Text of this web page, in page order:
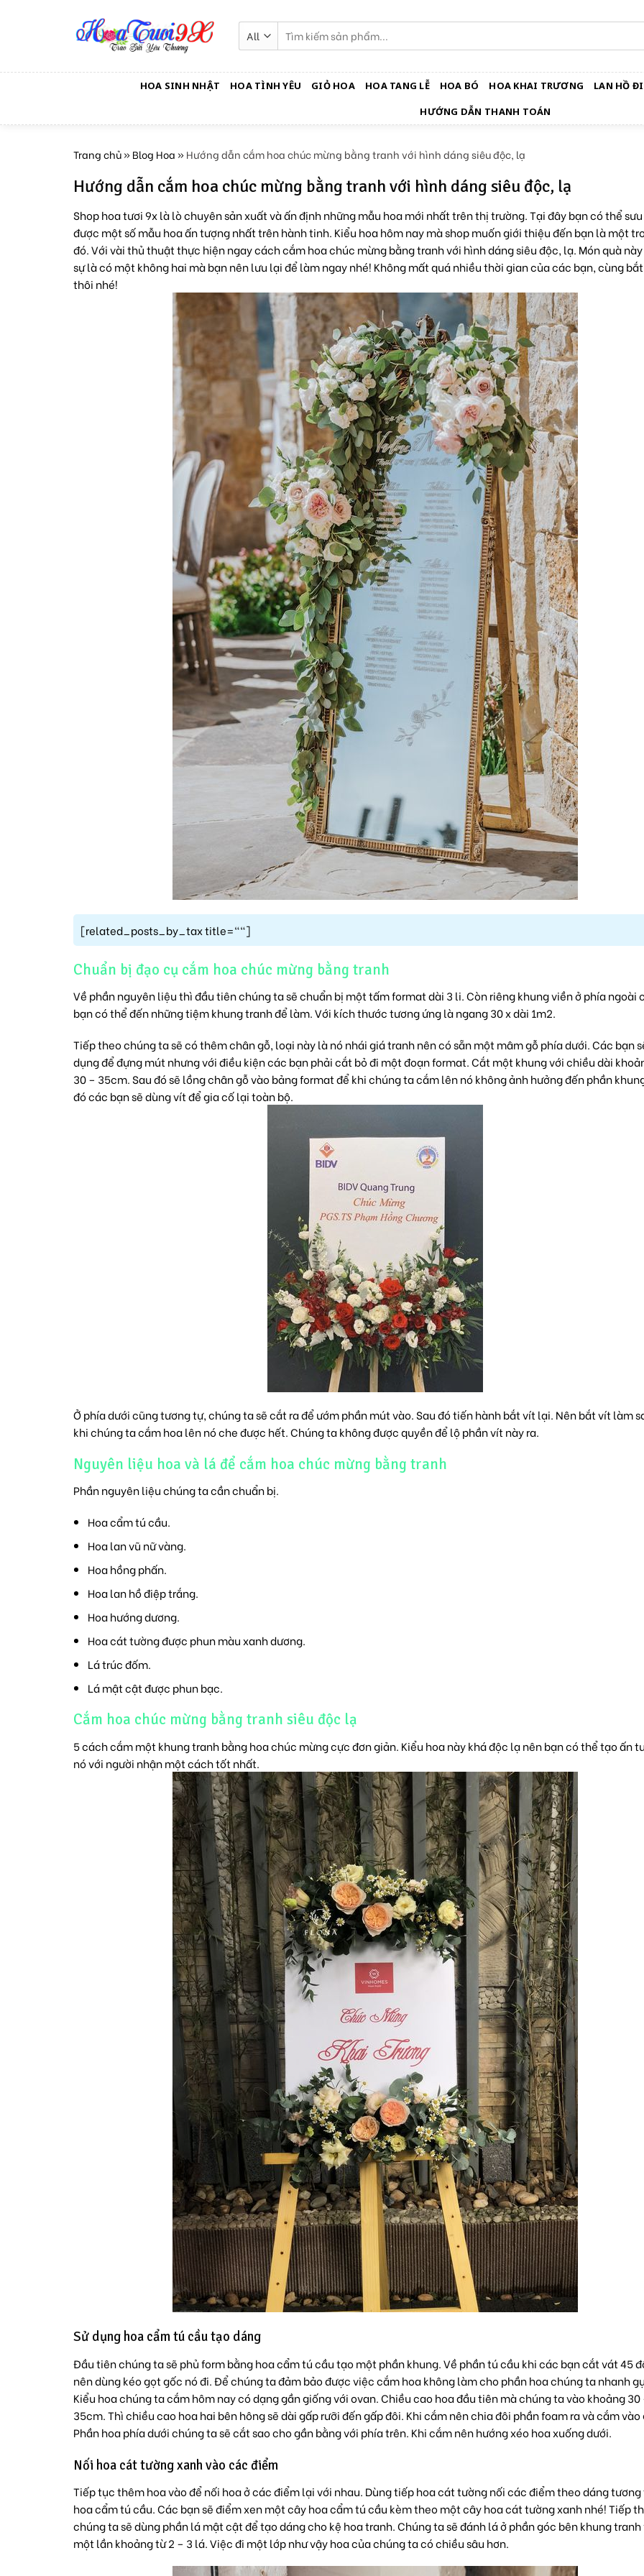
kiếm:
HOA SINH NHẬT HOA TÌNH YÊU GIỎ HOA HOA TANG LỄ HOA BÓ HOA KHAI TRƯƠNG
LAN HỒ
HƯỚNG DẪN THANH TOÁN
Trang chủ»Blog Hoa»Hướng dẫn cắm hoa chúc mừng bằng tranh với hình dáng siêu độc, lạ
Hướng dẫn cắm hoa chúc mừng bằng tranh với hình dáng siêu độc, lạ
Shop hoa tươi 9x là lò chuyên sản xuất và ấn định những mẫu hoa mới nhất trên thị trường. Tại đây bạn có thể
được một số mẫu hoa ấn tượng nhất trên hành tinh. Kiểu hoa hôm nay mà shop muốn giới thiệu đến bạn là một
đó. Với vài thủ thuật thực hiện ngay cách cắm hoa chúc mừng bằng tranh với hình dáng siêu độc, lạ. Món quà
sự là có một không hai mà bạn nên lưu lại để làm ngay nhé! Không mất quá nhiều thời gian của các bạn, cùng
thôi nhé!
[related_posts_by_tax title=""]
Chuẩn bị đạo cụ cắm hoa chúc mừng bằng tranh
Về phần nguyên liệu thì đầu tiên chúng ta sẽ chuẩn bị một tấm format dài 3 li. Còn riêng khung viền ở phía ngoài
bạn có thể đến những tiệm khung tranh để làm. Với kích thước tương ứng là ngang 30 x dài 1m2.
Tiếp theo chúng ta sẽ có thêm chân gỗ, loại này là nó nhái giá tranh nên có sẵn một mâm gỗ phía dưới. Các bạn
dụng để đựng mút nhưng với điều kiện các bạn phải cắt bỏ đi một đoạn format. Cắt một khung với chiều dài
30 – 35cm. Sau đó sẽ lồng chân gỗ vào bảng format để khi chúng ta cắm lên nó không ảnh hưởng đến phần
đó các bạn sẽ dùng vít để gia cố lại toàn bộ.
Ở phía dưới cũng tương tự, chúng ta sẽ cắt ra để ướm phần mút vào. Sau đó tiến hành bắt vít lại. Nên bắt vít làm
khi chúng ta cắm hoa lên nó che được hết. Chúng ta không được quyền để lộ phần vít này ra.
Nguyên liệu hoa và lá để cắm hoa chúc mừng bằng tranh
Phần nguyên liệu chúng ta cần chuẩn bị.
Hoa cẩm tú cầu.
Hoa lan vũ nữ vàng.
Hoa hồng phấn.
Hoa lan hồ điệp trắng.
Hoa hướng dương.
Hoa cát tường được phun màu xanh dương.
Lá trúc đốm.
Lá mật cật được phun bạc.
Cắm hoa chúc mừng bằng tranh siêu độc lạ
5 cách cắm một khung tranh bằng hoa chúc mừng cực đơn giản. Kiểu hoa này khá độc lạ nên bạn có thể tạo ấn
nó với người nhận một cách tốt nhất.
Sử dụng hoa cẩm tú cầu tạo dáng
Đầu tiên chúng ta sẽ phủ form bằng hoa cẩm tú cầu tạo một phần khung. Về phần tú cầu khi các bạn cắt vát 45
nên dùng kéo gọt gốc nó đi. Để chúng ta đảm bảo được việc cắm hoa không làm cho phần hoa chúng ta nhanh
Kiểu hoa chúng ta cắm hôm nay có dạng gần giống với ovan. Chiều cao hoa đầu tiên mà chúng ta vào khoảng 30
35cm. Thì chiều cao hoa hai bên hông sẽ dài gấp rưỡi đến gấp đôi. Khi cắm nên chia đôi phần foam ra và cắm vào
Phần hoa phía dưới chúng ta sẽ cắt sao cho gần bằng với phía trên. Khi cắm nên hướng xéo hoa xuống dưới.
Nối hoa cát tường xanh vào các điểm
Tiếp tục thêm hoa vào để nối hoa ở các điểm lại với nhau. Dùng tiếp hoa cát tường nối các điểm theo dáng
hoa cẩm tú cầu. Các bạn sẽ điểm xen một cây hoa cẩm tú cầu kèm theo một cây hoa cát tường xanh nhé! Tiếp
chúng ta sẽ dùng phần lá mật cật để tạo dáng cho kệ hoa tranh. Chúng ta sẽ đánh lá ở phần góc bên khung tranh
một lần khoảng từ 2 – 3 lá. Việc đi một lớp như vậy hoa của chúng ta có chiều sâu hơn.